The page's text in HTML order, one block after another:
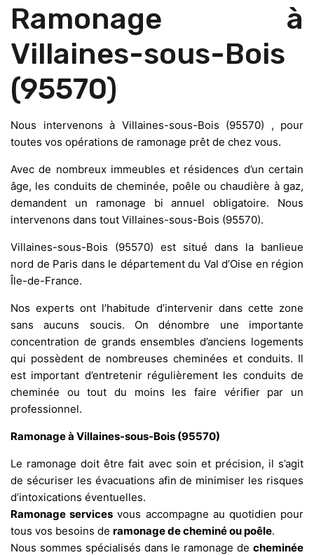
Ramonage à
Villaines-sous-Bois
(95570)
Nous intervenons à Villaines-sous-Bois (95570) , pour
toutes vos opérations de ramonage prêt de chez vous.
Avec de nombreux immeubles et résidences d’un certain
âge, les conduits de cheminée, poêle ou chaudière à gaz,
demandent un ramonage bi annuel obligatoire. Nous
intervenons dans tout Villaines-sous-Bois (95570).
Villaines-sous-Bois (95570) est situé dans la banlieue
nord de Paris dans le département du Val d’Oise en région
Île-de-France.
Nos experts ont l’habitude d’intervenir dans cette zone
sans aucuns soucis. On dénombre une importante
concentration de grands ensembles d’anciens logements
qui possèdent de nombreuses cheminées et conduits. Il
est important d’entretenir régulièrement les conduits de
cheminée ou tout du moins les faire vérifier par un
professionnel.
Ramonage à Villaines-sous-Bois (95570)
Le ramonage doit être fait avec soin et précision, il s’agit
de sécuriser les évacuations afin de minimiser les risques
d’intoxications éventuelles.
Ramonage services vous accompagne au quotidien pour
tous vos besoins de ramonage de cheminé ou poêle.
Nous sommes spécialisés dans le ramonage de cheminée